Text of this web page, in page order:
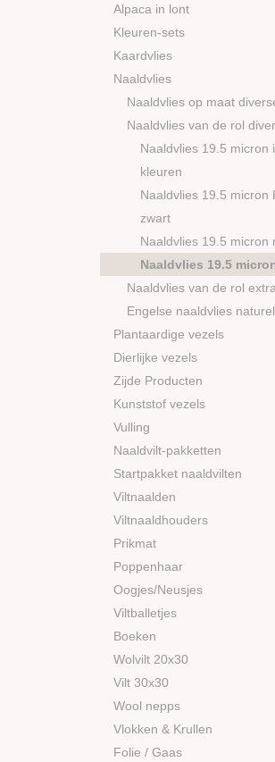
Alpaca in lont
Kleuren-sets
Kaardvlies
Naaldvlies
Naaldvlies op maat
Naaldvlies van de rol
Naaldvlies 19.5 micron
kleuren
Naaldvlies 19.5 micron
zwart
Naaldvlies 19.5 micron
Naaldvlies 19.5
Naaldvlies van de rol
Engelse naaldvlies naturel
Plantaardige vezels
Dierlijke vezels
Zijde Producten
Kunststof vezels
Vulling
Naaldvilt-pakketten
Startpakket naaldvilten
Viltnaalden
Viltnaaldhouders
Prikmat
Poppenhaar
Oogjes/Neusjes
Viltballetjes
Boeken
Wolvilt 20x30
Vilt 30x30
Wool nepps
Vlokken & Krullen
Folie / Gaas